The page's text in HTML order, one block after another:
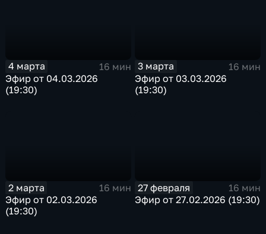
4 марта
16 мин
Эфир от 04.03.2026
(19:30)
3 марта
16 мин
Эфир от 03.03.2026
(19:30)
2 марта
16 мин
Эфир от 02.03.2026
(19:30)
27 февраля
16 мин
Эфир от 27.02.2026 (19:30)